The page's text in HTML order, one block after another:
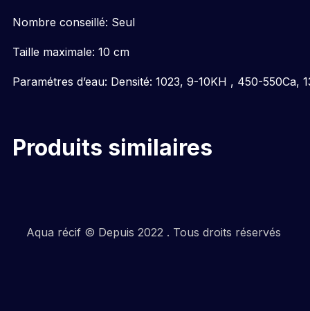
Nombre conseillé: Seul
Taille maximale: 10 cm
Paramétres d’eau: Densité: 1023, 9-10KH , 450-550Ca,
Produits similaires
Aqua récif © Depuis 2022 . Tous droits réservés